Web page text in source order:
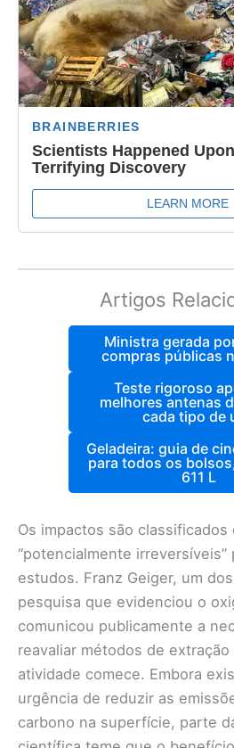
Artigos
Ministra gerada
compras públicas
Teste rigoroso
melhores antenas
cada tipo de
Geladeira: guia de
para todos os
611 L
Os impactos são classificados
“potencialmente
estudos. Franz Geiger, um
pesquisa que evidenciou o
comunicou publicamente a
reavaliar métodos de
atividade comece. Embora
urgência de reduzir as
carbono na superfície, parte